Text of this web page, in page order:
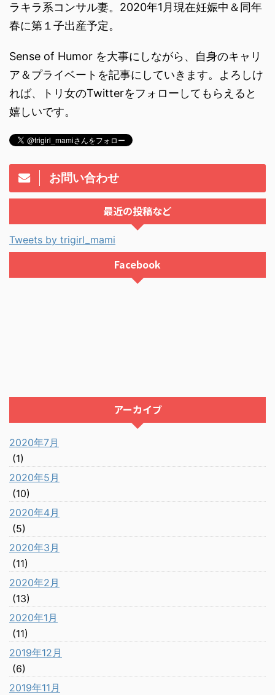
ラキラ系コンサル妻。2020年1月現在妊娠中＆同年
春に第１子出産予定。
Sense of Humor を大事にしながら、自身のキャリ
ア＆プライベートを記事にしていきます。よろしけ
れば、トリ女のTwitterをフォローしてもらえると
嬉しいです。
お問い合わせ
最近の投稿など
Tweets by trigirl_mami
Facebook
アーカイブ
2020年7月
(1)
2020年5月
(10)
2020年4月
(5)
2020年3月
(11)
2020年2月
(13)
2020年1月
(11)
2019年12月
(6)
2019年11月